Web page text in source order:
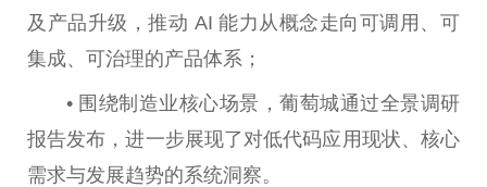
及产品升级，推动 AI 能力从概念走向可调用、可
集成、可治理的产品体系；
• 围绕制造业核心场景，葡萄城通过全景调研
报告发布，进一步展现了对低代码应用现状、核心
需求与发展趋势的系统洞察。